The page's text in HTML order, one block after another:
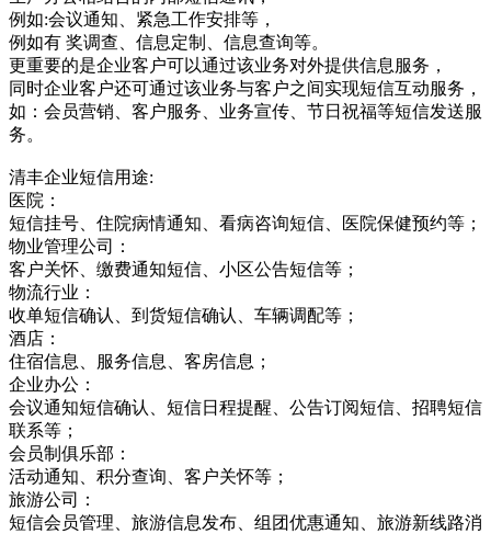
例如:会议通知、紧急工作安排等，
例如有 奖调查、信息定制、信息查询等。
更重要的是企业客户可以通过该业务对外提供信息服务，
同时企业客户还可通过该业务与客户之间实现短信互动服务，
如：会员营销、客户服务、业务宣传、节日祝福等短信发送服
务。
清丰企业短信用途:
医院：
短信挂号、住院病情通知、看病咨询短信、医院保健预约等；
物业管理公司：
客户关怀、缴费通知短信、小区公告短信等；
物流行业：
收单短信确认、到货短信确认、车辆调配等；
酒店：
住宿信息、服务信息、客房信息；
企业办公：
会议通知短信确认、短信日程提醒、公告订阅短信、招聘短信
联系等；
会员制俱乐部：
活动通知、积分查询、客户关怀等；
旅游公司：
短信会员管理、旅游信息发布、组团优惠通知、旅游新线路消